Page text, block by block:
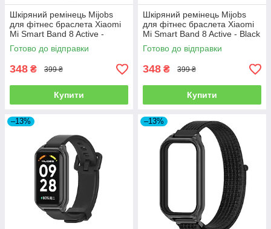
Шкіряний ремінець Mijobs
для фітнес браслета Xiaomi
Mi Smart Band 8 Active -
Brown
Готово до відправки
348 ₴ 399 ₴
Купити
Шкіряний ремінець Mijobs
для фітнес браслета Xiaomi
Mi Smart Band 8 Active - Black
Готово до відправки
348 ₴ 399 ₴
Купити
–13% –13%